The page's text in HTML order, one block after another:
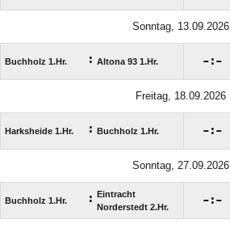
Sonntag, 13.09.2026
Buchholz 1.Hr. : Altona 93 1.Hr. :
Freitag, 18.09.2026
Harksheide 1.Hr. : Buchholz 1.Hr. :
Sonntag, 27.09.2026
Buchholz 1.Hr. :
Eintracht
Norderstedt 2.Hr.
: